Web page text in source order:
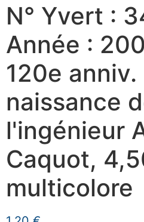
N° Yvert :
Année :
120e anniv.
naissance
l'ingénieur
Caquot,
multicolore